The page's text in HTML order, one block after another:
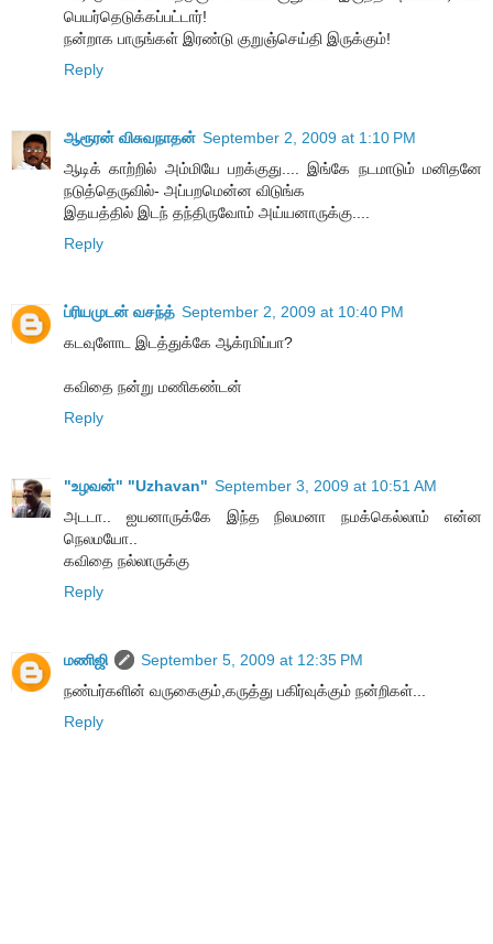
பெயர்தெடுக்கப்பட்டார்!
நன்றாக பாருங்கள் இரண்டு குறுஞ்செய்தி இருக்கும்!
Reply
ஆரூரன் விசுவநாதன் September 2, 2009 at 1:10 PM
ஆடிக் காற்றில் அம்மியே பறக்குது.... இங்கே நடமாடும் மனிதனே
நடுத்தெருவில்- அப்பறமென்ன விடுங்க
இதயத்தில் இடந் தந்திருவோம் அய்யனாருக்கு....
Reply
ப்ரியமுடன் வசந்த் September 2, 2009 at 10:40 PM
கடவுளோட இடத்துக்கே ஆக்ரமிப்பா?
கவிதை நன்று மணிகண்டன்
Reply
"உழவன்" "Uzhavan" September 3, 2009 at 10:51 AM
அடடா.. ஐயனாருக்கே இந்த நிலமனா நமக்கெல்லாம் என்ன
நெலமயோ..
கவிதை நல்லாருக்கு
Reply
மணிஜி
September 5, 2009 at 12:35 PM
நண்பர்களின் வருகைகும்,கருத்து பகிர்வுக்கும் நன்றிகள்...
Reply